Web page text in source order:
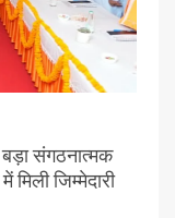
संगठनात्मक
मिली जिम्मेदारी